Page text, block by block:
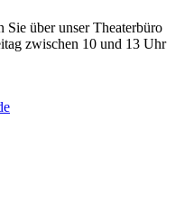
über unser Theaterbüro
zwischen 10 und 13 Uhr